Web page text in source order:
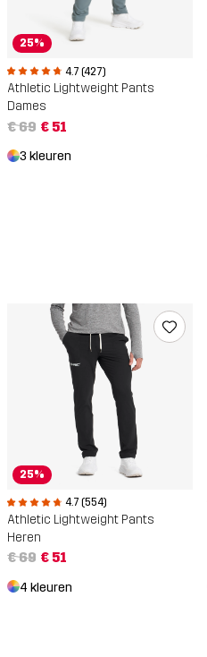
25%
4.7 (427)
Athletic Lightweight Pants
Dames
€ 69 € 51
3 kleuren
25%
4.7 (554)
Athletic Lightweight Pants
Heren
€ 69 € 51
4 kleuren